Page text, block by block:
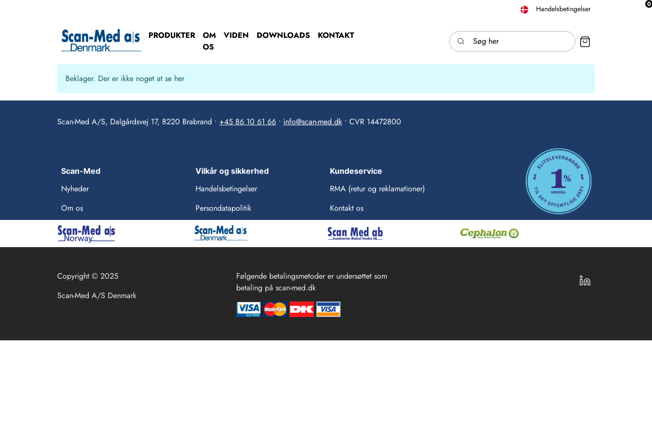
Handelsbetingelser
PRODUKTER
OM
OS
VIDEN DOWNLOADS KONTAKT Søg her INDKØBSKURV
0
Beklager. Der er ikke noget at se her
Scan-Med A/S, Dalgårdsvej 17, 8220 Brabrand • +45 86 10 61 66 • info@scan-med.dk • CVR 14472800
Scan-Med
Nyheder
Om os
Vilkår og sikkerhed
Handelsbetingelser
Persondatapolitik
Kundeservice
RMA (retur og reklamationer)
Kontakt os
Copyright © 2025
Scan-Med A/S Denmark
Følgende betalingsmetoder er undersøttet som
betaling på scan-med.dk
LinkedIn